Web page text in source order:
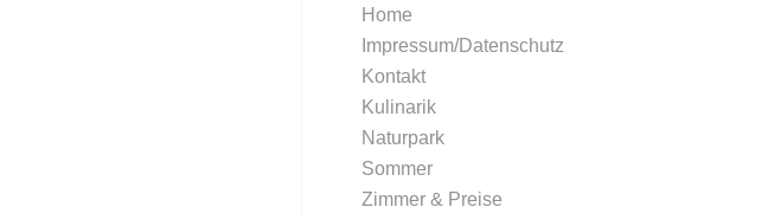
Home
Impressum/Datenschutz
Kontakt
Kulinarik
Naturpark
Sommer
Zimmer & Preise